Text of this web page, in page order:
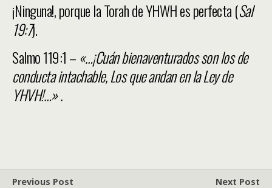
¡Ninguna!, porque la Torah de YHWH es perfecta (Sal
19:7).
Salmo 119:1 –«…¡Cuán bienaventurados son los de
conducta intachable, Los que andan en la Ley de
YHVH!…» .
Previous Post
Next Post